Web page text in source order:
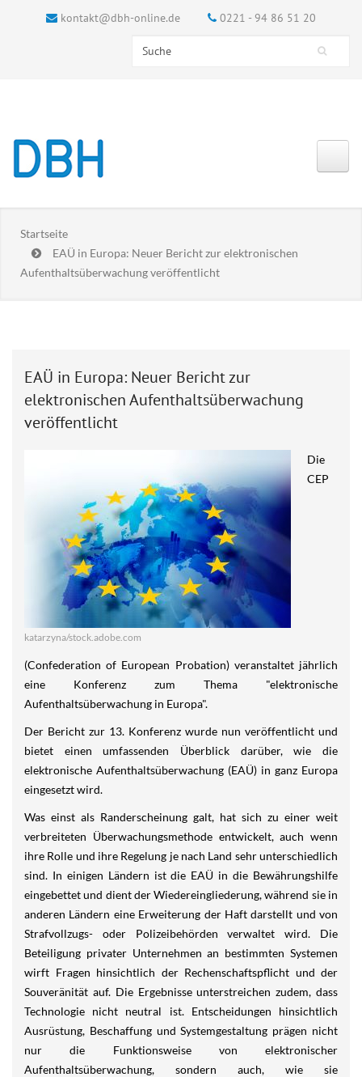
kontakt@dbh-online.de 0221 - 94 86 51 20
Suchformular
Search this site
Startseite
EAÜ in Europa: Neuer Bericht zur elektronischen
Aufenthaltsüberwachung veröffentlicht
EAÜ in Europa: Neuer Bericht zur
elektronischen Aufenthaltsüberwachung
veröffentlicht
katarzyna/stock.adobe.com
Die
CEP
(Confederation of European Probation) veranstaltet jährlich
eine Konferenz zum Thema "elektronische
Aufenthaltsüberwachung in Europa".
Der Bericht zur 13. Konferenz wurde nun veröffentlicht und
bietet einen umfassenden Überblick darüber, wie die
elektronische Aufenthaltsüberwachung (EAÜ) in ganz Europa
eingesetzt wird.
Was einst als Randerscheinung galt, hat sich zu einer weit
verbreiteten Überwachungsmethode entwickelt, auch wenn
ihre Rolle und ihre Regelung je nach Land sehr unterschiedlich
sind. In einigen Ländern ist die EAÜ in die Bewährungshilfe
eingebettet und dient der Wiedereingliederung, während sie in
anderen Ländern eine Erweiterung der Haft darstellt und von
Strafvollzugs- oder Polizeibehörden verwaltet wird. Die
Beteiligung privater Unternehmen an bestimmten Systemen
wirft Fragen hinsichtlich der Rechenschaftspflicht und der
Souveränität auf. Die Ergebnisse unterstreichen zudem, dass
Technologie nicht neutral ist. Entscheidungen hinsichtlich
Ausrüstung, Beschaffung und Systemgestaltung prägen nicht
nur die Funktionsweise von elektronischer
Aufenthaltsüberwachung, sondern auch, wie sie